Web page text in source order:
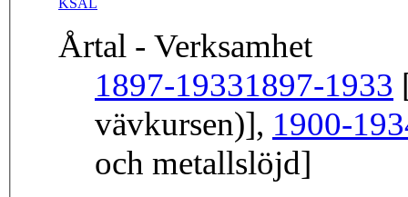
KSAL
Årtal - Verksamhet
1897-19331897-1933
vävkursen)], 1900-
och metallslöjd]